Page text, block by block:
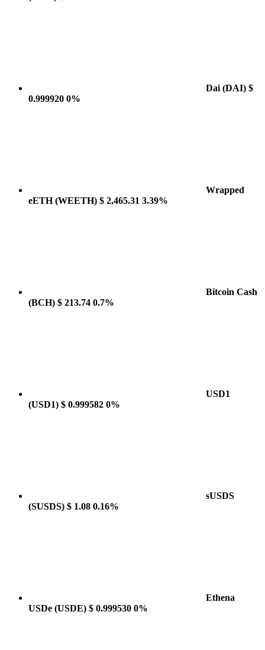
Dai (DAI) $
0.999920 0%
Wrapped
eETH(WEETH) $ 2,465.31 3.39%
Bitcoin Cash
(BCH) $ 213.74 0.7%
USD1
(USD1) $ 0.999582 0%
sUSDS
(SUSDS) $ 1.08 0.16%
Ethena
USDe (USDE) $ 0.999530 0%